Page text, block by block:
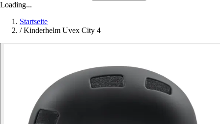
Loading...
Startseite
/ Kinderhelm Uvex City 4